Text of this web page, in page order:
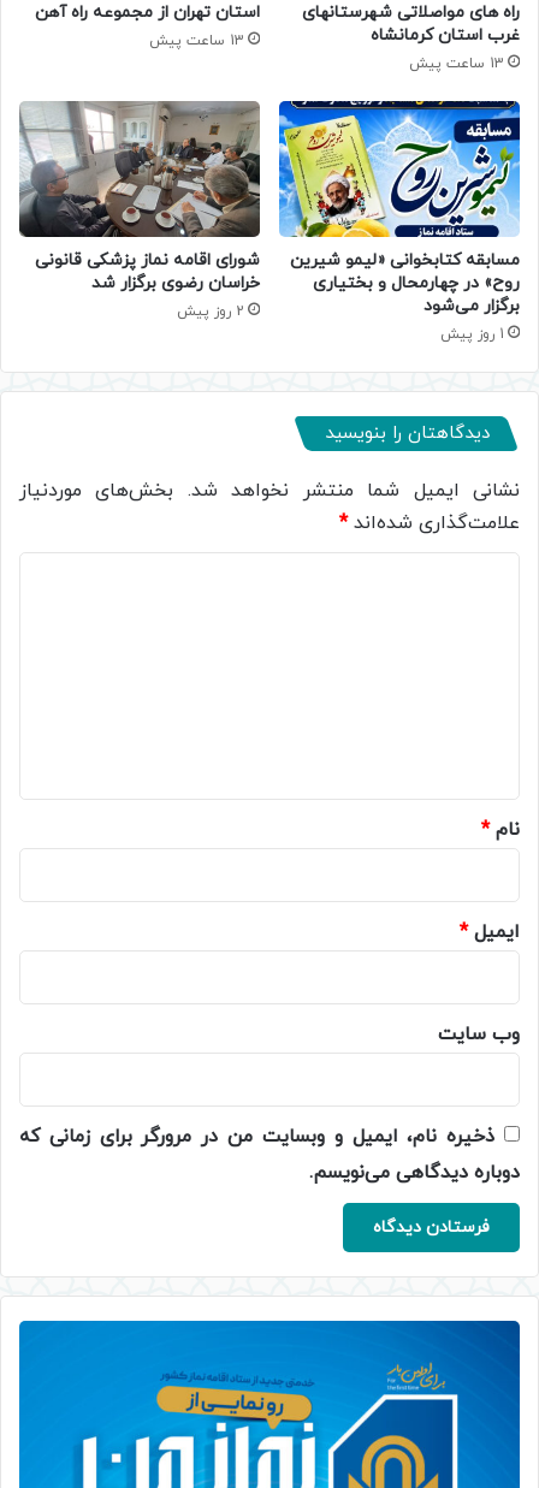
راه های مواصلاتی شهرستانهای
غرب استان کرمانشاه
13 ساعت پیش
استان تهران از مجموعه راه آهن
13 ساعت پیش
مسابقه کتابخوانی «لیمو شیرین
روح» در چهارمحال و بختیاری
برگزار می‌شود
1 روز پیش
شورای اقامه نماز پزشکی قانونی
خراسان رضوی برگزار شد
2 روز پیش
دیدگاهتان را بنویسید
نشانی ایمیل شما منتشر نخواهد شد. بخش‌های موردنیاز
علامت‌گذاری شده‌اند*
نام*
ایمیل*
وب‌ سایت
ذخیره نام، ایمیل و وبسایت من در مرورگر برای زمانی که
دوباره دیدگاهی می‌نویسم.